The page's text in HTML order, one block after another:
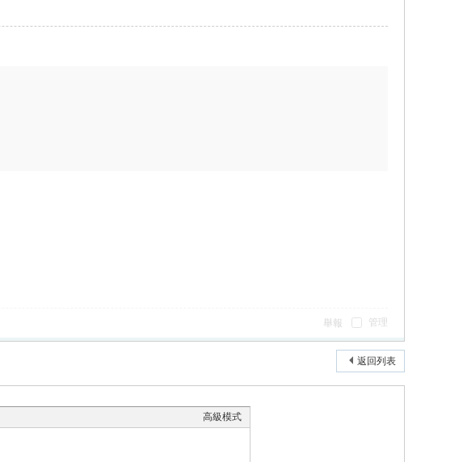
管理
舉報
返回列表
高級模式